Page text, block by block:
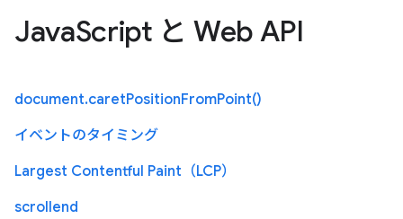
JavaScript と Web API
document.caretPositionFromPoint()
イベントのタイミング
Largest Contentful Paint（LCP）
scrollend